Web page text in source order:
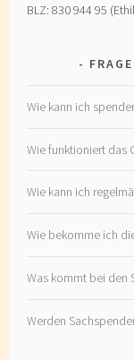
BLZ: 830 944 95
Wie kann ich
Wie funktioniert das
Wie kann ich
Wie bekomme ich
Was kommt bei den
Werden